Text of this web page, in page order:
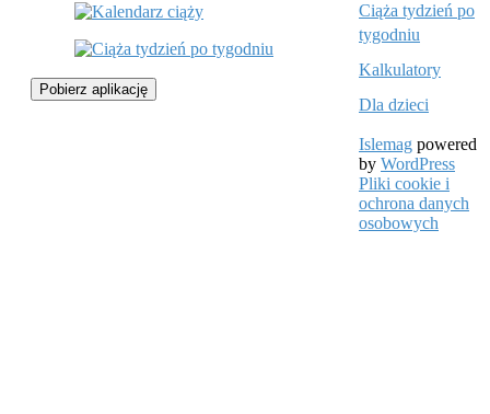
Pobierz aplikację
Ciąża tydzień po
tygodniu
Kalkulatory
Dla dzieci
Islemag powered
by WordPress
Pliki cookie i
ochrona danych
osobowych